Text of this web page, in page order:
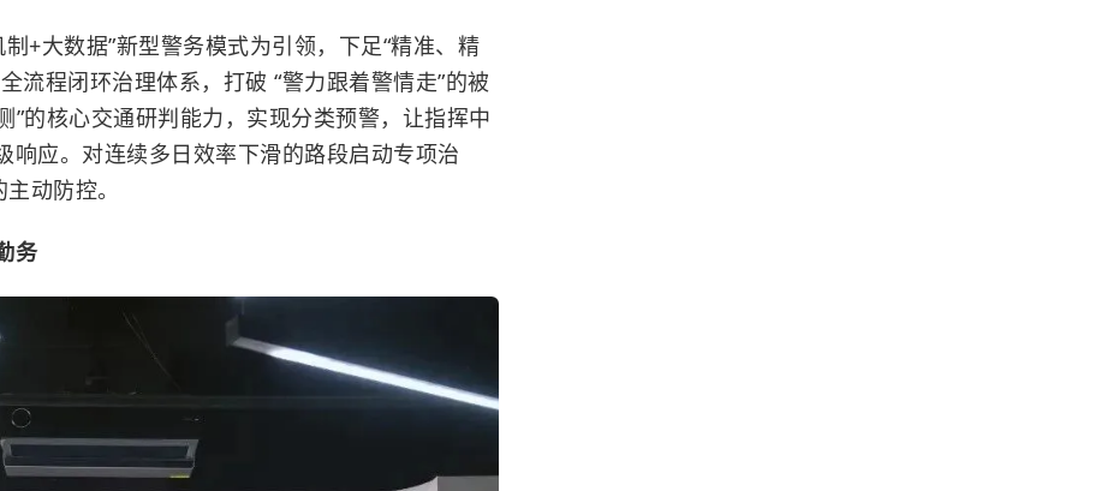
+大数据”新型警务模式为引领，下足“精准、精
流程闭环治理体系，打破 “警力跟着警情走”的被
”的核心交通研判能力，实现分类预警，让指挥中
响应。对连续多日效率下滑的路段启动专项治
动防控。
务